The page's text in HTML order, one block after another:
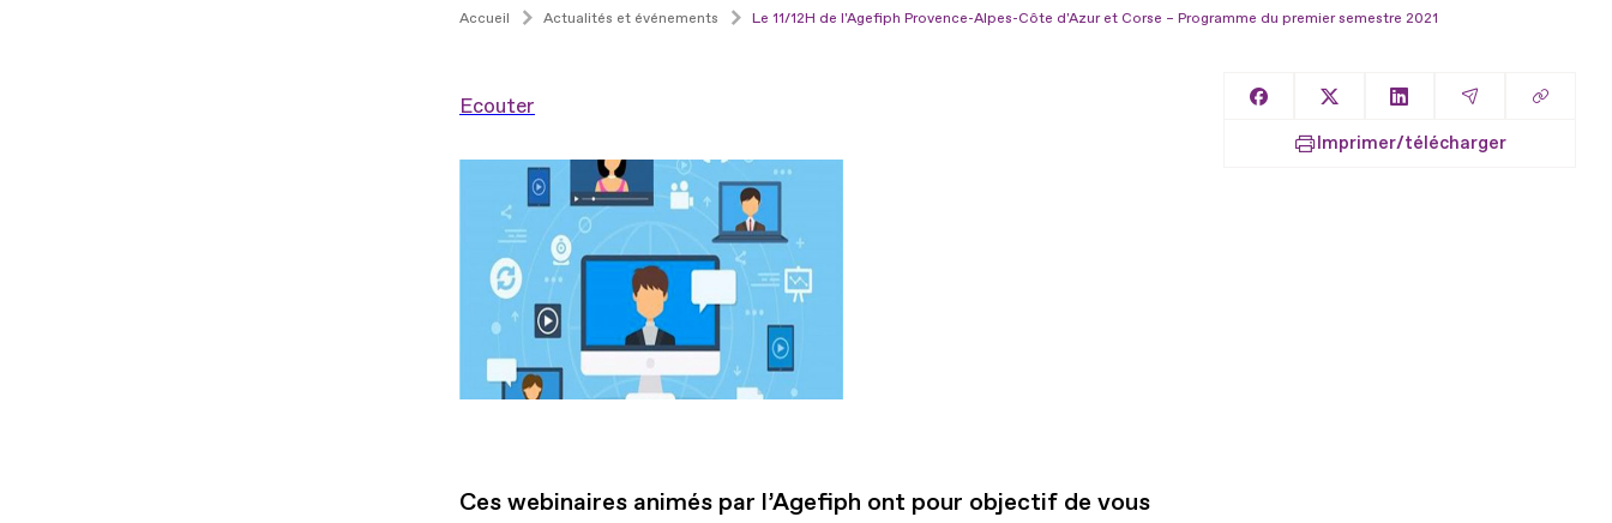
Accueil Actualités et événements Le 11/12H de l'Agefiph Provence-Alpes-Côte d'Azur et Corse – Programme du premier semestre 2021
Ecouter
Ces webinaires animés par l’Agefiph ont pour objectif de vous
Partager sur Facebook
Partager sur XPartager sur LinkedIn
Partager par
Copier
Imprimer/télécharger